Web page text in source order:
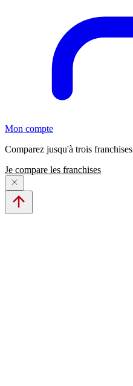
Mon compte
Comparez jusqu'à trois franchises
Je compare les franchises